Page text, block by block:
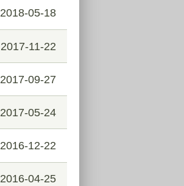
2018-05-18
2017-11-22
2017-09-27
2017-05-24
2016-12-22
2016-04-25